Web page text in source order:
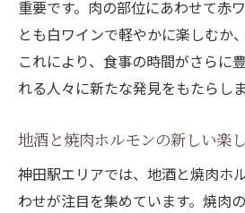
重要です。肉の部位にあわせて赤
とも白ワインで軽やかに楽しむか
これにより、食事の時間がさらに
れる人々に新たな発見をもたらしま
地酒と焼肉ホルモンの新しい楽
神田駅エリアでは、地酒と焼肉ホ
わせが注目を集めています。焼肉